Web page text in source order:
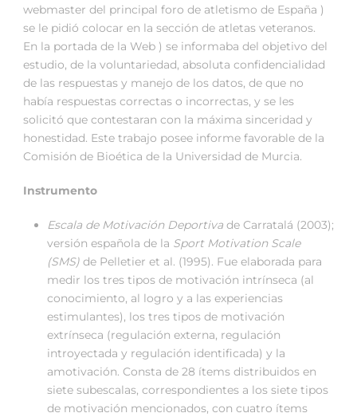
webmaster del principal foro de atletismo de España )
se le pidió colocar en la sección de atletas veteranos.
En la portada de la Web ) se informaba del objetivo del
estudio, de la voluntariedad, absoluta confidencialidad
de las respuestas y manejo de los datos, de que no
había respuestas correctas o incorrectas, y se les
solicitó que contestaran con la máxima sinceridad y
honestidad. Este trabajo posee informe favorable de la
Comisión de Bioética de la Universidad de Murcia.
Instrumento
Escala de Motivación Deportiva de Carratalá (2003);
versión española de la Sport Motivation Scale
(SMS) de Pelletier et al. (1995). Fue elaborada para
medir los tres tipos de motivación intrínseca (al
conocimiento, al logro y a las experiencias
estimulantes), los tres tipos de motivación
extrínseca (regulación externa, regulación
introyectada y regulación identificada) y la
amotivación. Consta de 28 ítems distribuidos en
siete subescalas, correspondientes a los siete tipos
de motivación mencionados, con cuatro ítems